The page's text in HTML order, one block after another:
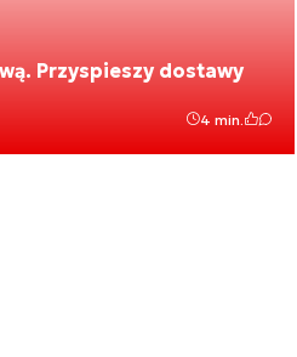
Przyspieszy dostawy
4 min.